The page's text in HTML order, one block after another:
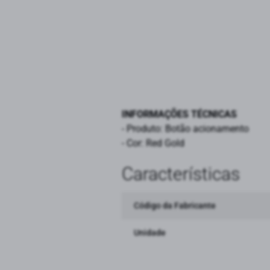
INFORMAÇÕES TÉCNICAS
- Produto: Botão acionamento
- Cor: Red Gold
Características
Código da Fabricante
Unidade